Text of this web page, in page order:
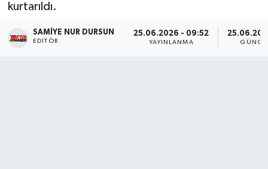
kurtarıldı.
SAMIYE NUR DURSUN
EDITÖR
25.06.2026 - 09:52
YAYINLANMA
Ekonomi
Magazin